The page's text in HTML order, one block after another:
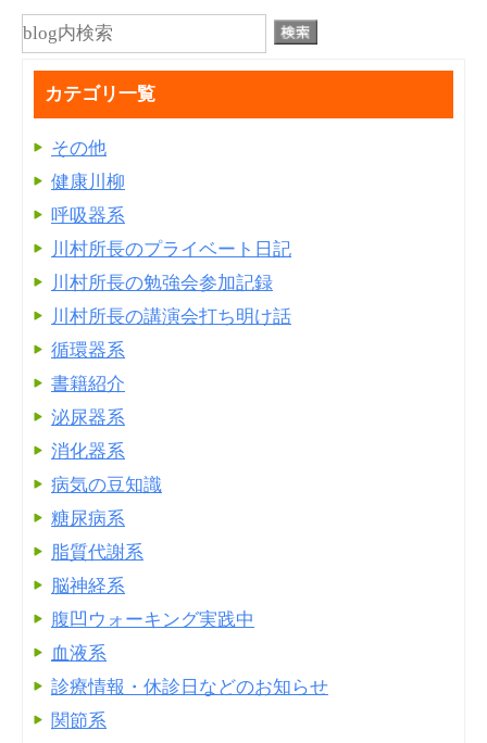
カテゴリ一覧
その他
健康川柳
呼吸器系
川村所長のプライベート日記
川村所長の勉強会参加記録
川村所長の講演会打ち明け話
循環器系
書籍紹介
泌尿器系
消化器系
病気の豆知識
糖尿病系
脂質代謝系
脳神経系
腹凹ウォーキング実践中
血液系
診療情報・休診日などのお知らせ
関節系